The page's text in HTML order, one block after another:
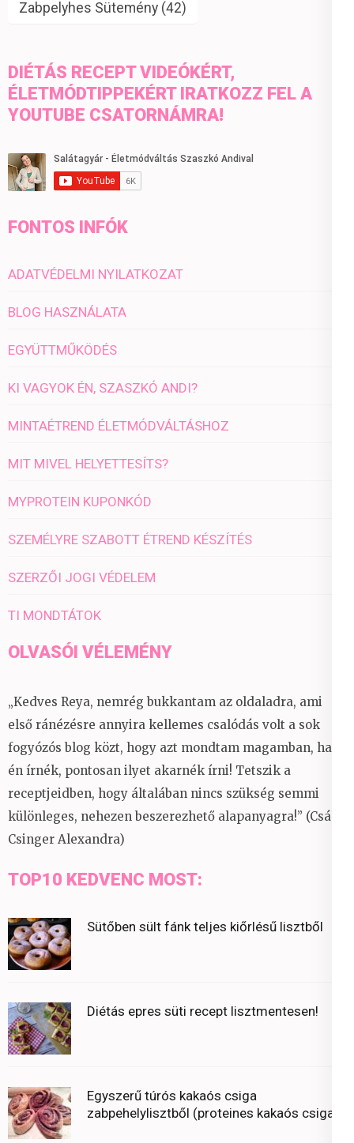
Zabpelyhes Sütemény (42)
DIÉTÁS RECEPT VIDEÓKÉRT,
ÉLETMÓDTIPPEKÉRT IRATKOZZ FEL A
YOUTUBE CSATORNÁMRA!
FONTOS INFÓK
ADATVÉDELMI NYILATKOZAT
BLOG HASZNÁLATA
EGYÜTTMŰKÖDÉS
KI VAGYOK ÉN, SZASZKÓ ANDI?
MINTAÉTREND ÉLETMÓDVÁLTÁSHOZ
MIT MIVEL HELYETTESÍTS?
MYPROTEIN KUPONKÓD
SZEMÉLYRE SZABOTT ÉTREND KÉSZÍTÉS
SZERZŐI JOGI VÉDELEM
TI MONDTÁTOK
OLVASÓI VÉLEMÉNY
„Kedves Reya, nemrég bukkantam az oldaladra, ami
első ránézésre annyira kellemes csalódás volt a sok
fogyózós blog közt, hogy azt mondtam magamban, ha
én írnék, pontosan ilyet akarnék írni! Tetszik a
receptjeidben, hogy általában nincs szükség semmi
különleges, nehezen beszerezhető alapanyagra!” (Csáky
Csinger Alexandra)
TOP10 KEDVENC MOST:
Sütőben sült fánk teljes kiőrlésű lisztből
Diétás epres süti recept lisztmentesen!
Egyszerű túrós kakaós csiga
zabpehelylisztből (proteines kakaós csiga)